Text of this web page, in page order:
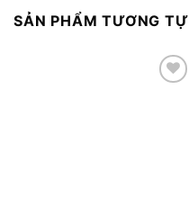
SẢN PHẨM TƯƠNG TỰ